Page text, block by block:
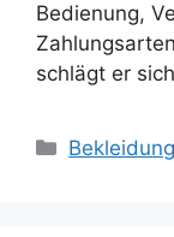
Bedienung,
schlägt er
Categories
Bekleidung